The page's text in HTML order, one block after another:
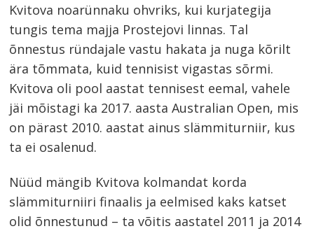
Kvitova noarünnaku ohvriks, kui kurjategija
tungis tema majja Prostejovi linnas. Tal
õnnestus ründajale vastu hakata ja nuga kõrilt
ära tõmmata, kuid tennisist vigastas sõrmi.
Kvitova oli pool aastat tennisest eemal, vahele
jäi mõistagi ka 2017. aasta Australian Open, mis
on pärast 2010. aastat ainus slämmiturniir, kus
ta ei osalenud.
Nüüd mängib Kvitova kolmandat korda
slämmiturniiri finaalis ja eelmised kaks katset
olid õnnestunud – ta võitis aastatel 2011 ja 2014